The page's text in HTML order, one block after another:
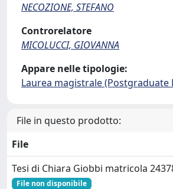
NECOZIONE, STEFANO
Controrelatore
MICOLUCCI, GIOVANNA
Appare nelle tipologie:
Laurea magistrale (Postgraduate
File in questo prodotto:
File
Tesi di Chiara Giobbi matricola
File non disponibile